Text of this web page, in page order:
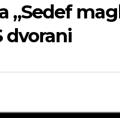
„Sedef
dvorani